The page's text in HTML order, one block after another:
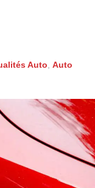
Auto Auto